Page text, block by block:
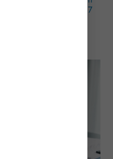
12 de la loi no 2025-127
relatives aux